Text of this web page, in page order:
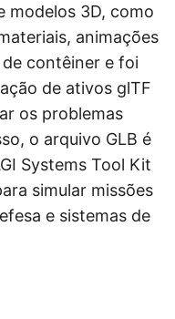
modelos 3D, como
animações
contêiner e foi
de ativos glTF
os problemas
o arquivo GLB é
Systems Tool Kit
simular missões
e sistemas de